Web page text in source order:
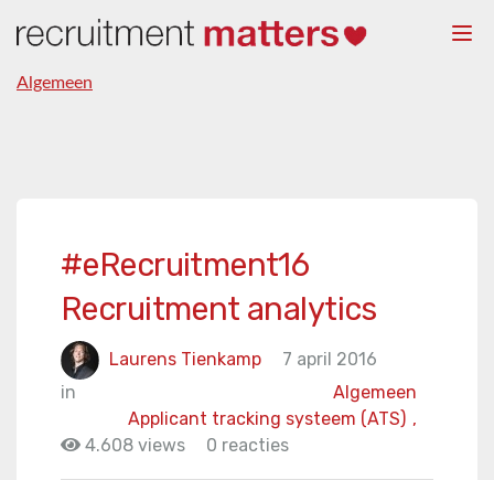
Algemeen
#eRecruitment16
Recruitment analytics
Laurens Tienkamp
7 april 2016
in
Algemeen
Applicant tracking systeem (ATS) ,
4.608 views
0 reacties